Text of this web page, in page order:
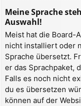
Meine Sprache
Auswahl!
Meist hat die Board-
nicht installiert oder
Sprache übersetzt.
er das Sprachpaket,
Falls es noch nicht
du es übersetzen
können auf der